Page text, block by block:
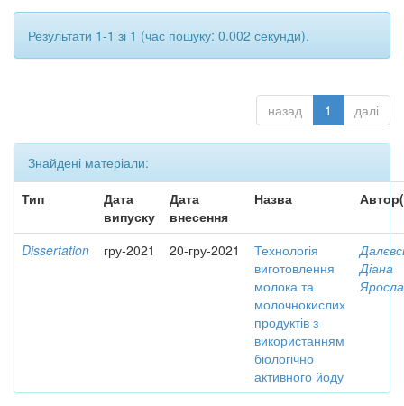
Результати 1-1 зі 1 (час пошуку: 0.002 секунди).
назад 1 далі
Знайдені матеріали:
Тип
Дата
випуску
Дата
внесення
Назва
Dissertation гру-2021 20-гру-2021
Технологія
виготовлення
молока та
молочнокислих
продуктів з
використанням
біологічно
активного йоду
Діана